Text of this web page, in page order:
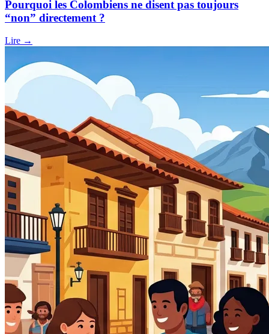
Pourquoi les Colombiens ne disent pas toujours
“non” directement ?
Lire →